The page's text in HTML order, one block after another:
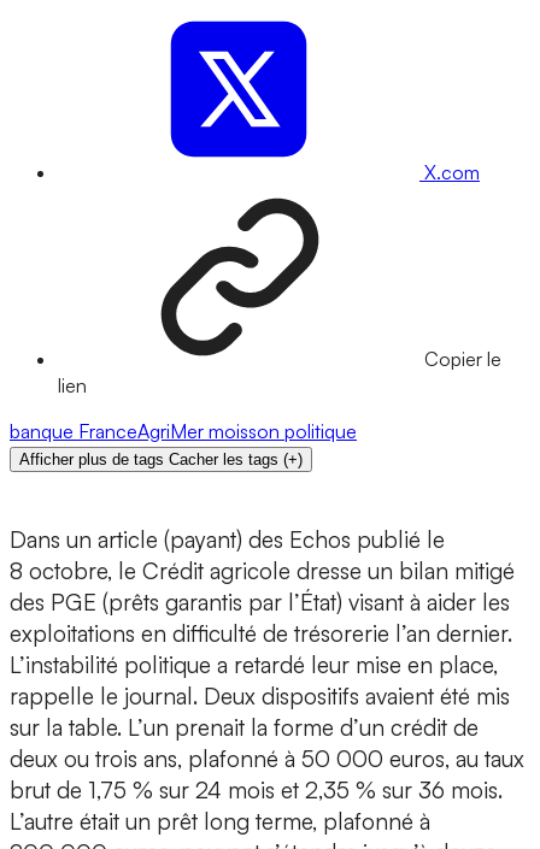
X.com
Copier le
lien
banque FranceAgriMer moisson politique
Afficher plus de tags Cacher les tags (+)
Dans un article (payant) des Echos publié le
8 octobre, le Crédit agricole dresse un bilan mitigé
des PGE (prêts garantis par l’État) visant à aider les
exploitations en difficulté de trésorerie l’an dernier.
L’instabilité politique a retardé leur mise en place,
rappelle le journal. Deux dispositifs avaient été mis
sur la table. L’un prenait la forme d’un crédit de
deux ou trois ans, plafonné à 50 000 euros, au taux
brut de 1,75 % sur 24 mois et 2,35 % sur 36 mois.
L’autre était un prêt long terme, plafonné à